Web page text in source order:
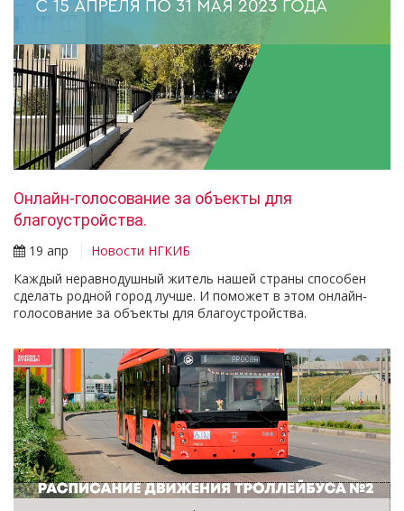
Онлайн-голосование за объекты для
благоустройства.
19 апр
Новости НГКИБ
Каждый неравнодушный житель нашей страны способен
сделать родной город лучше. И поможет в этом онлайн-
голосование за объекты для благоустройства.